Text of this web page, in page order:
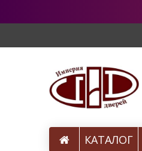
КАТАЛОГ